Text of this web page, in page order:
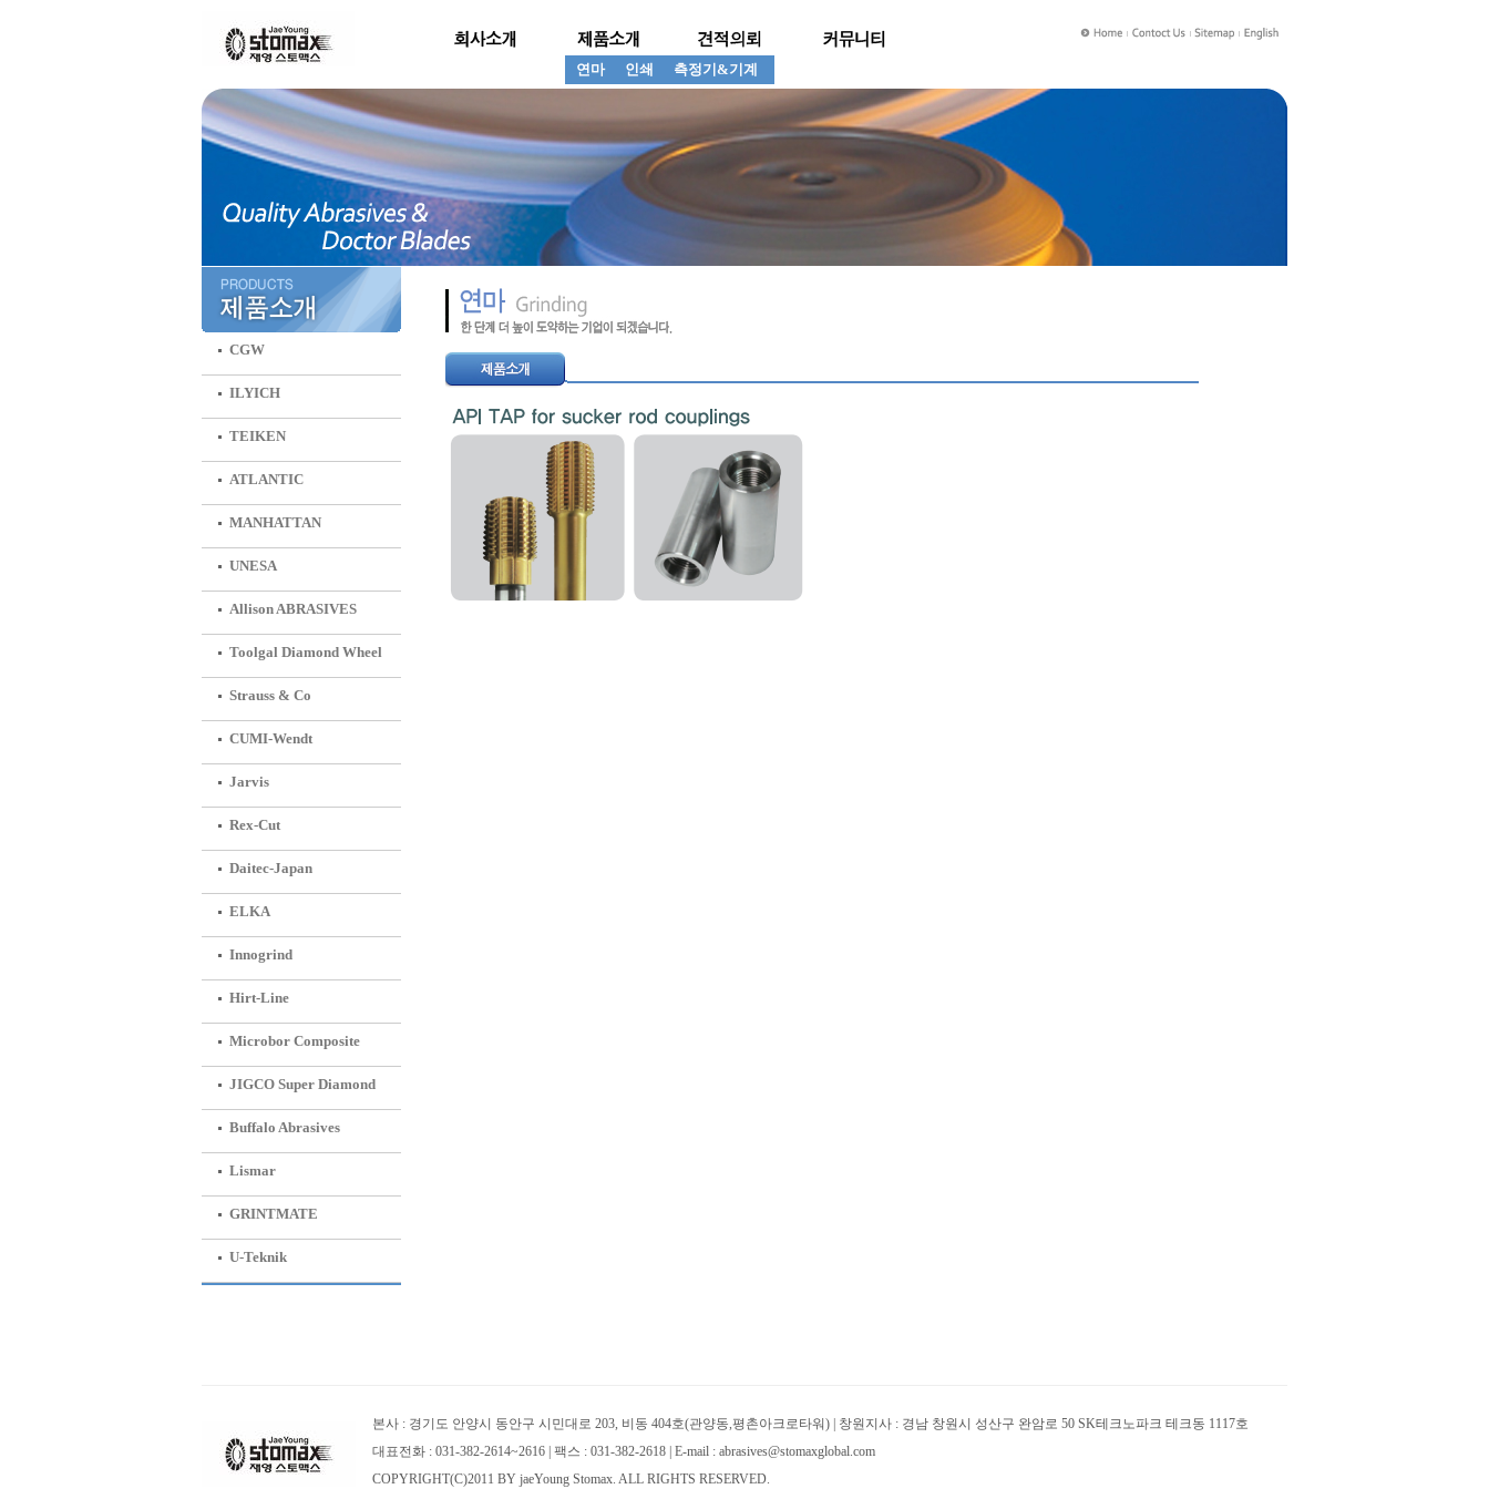
연마 인쇄 측정기&기계
견적의뢰
CGW
ILYICH
TEIKEN
ATLANTIC
MANHATTAN
UNESA
Allison ABRASIVES
Toolgal Diamond Wheel
Strauss & Co
CUMI-Wendt
Jarvis
Rex-Cut
Daitec-Japan
ELKA
Innogrind
Hirt-Line
Microbor Composite
JIGCO Super Diamond
Buffalo Abrasives
Lismar
GRINTMATE
U-Teknik
본사 : 경기도 안양시 동안구 시민대로 203, 비동 404호(관양동,평촌아크로타워) | 창원지사 : 경남 창원시 성산구 완암로 50 SK테크노파크 테크동 1117호
대표전화 : 031-382-2614~2616 | 팩스 : 031-382-2618 | E-mail : abrasives@stomaxglobal.com
COPYRIGHT(C)2011 BY jaeYoung Stomax. ALL RIGHTS RESERVED.